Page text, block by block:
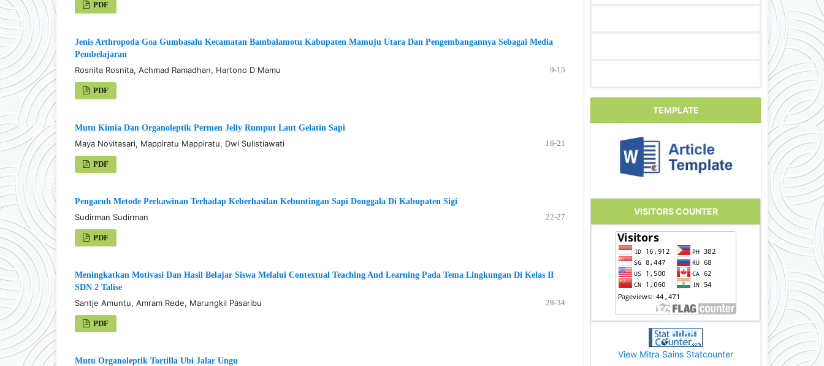
PDF
Jenis Arthropoda Goa Gumbasalu Kecamatan Bambalamotu Kabupaten Mamuju Utara Dan Pengembangannya Sebagai Media
Pembelajaran
Rosnita Rosnita, Achmad Ramadhan, Hartono D Mamu 9-15
PDF
Mutu Kimia Dan Organoleptik Permen Jelly Rumput Laut Gelatin Sapi
Maya Novitasari, Mappiratu Mappiratu, Dwi Sulistiawati 16-21
PDF
Pengaruh Metode Perkawinan Terhadap Keberhasilan Kebuntingan Sapi Donggala Di Kabupaten Sigi
Sudirman Sudirman 22-27
PDF
Meningkatkan Motivasi Dan Hasil Belajar Siswa Melalui Contextual Teaching And Learning Pada Tema Lingkungan Di Kelas II
SDN 2 Talise
Santje Amuntu, Amram Rede, Marungkil Pasaribu 28-34
PDF
Mutu Organoleptik Tortilla Ubi Jalar Ungu
TEMPLATE
VISITORS COUNTER
View Mitra Sains Statcounter